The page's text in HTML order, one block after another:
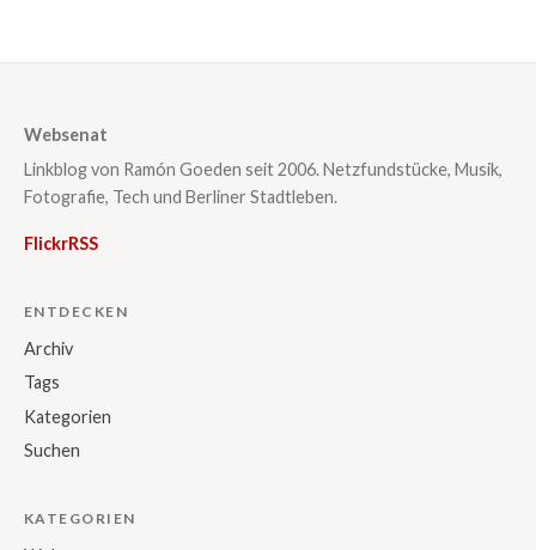
Websenat
Linkblog von Ramón Goeden seit 2006. Netzfundstücke, Musik,
Fotografie, Tech und Berliner Stadtleben.
FlickrRSS
ENTDECKEN
Archiv
Tags
Kategorien
Suchen
KATEGORIEN